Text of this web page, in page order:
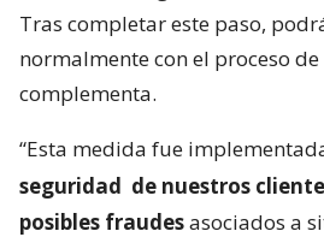
Tras completar este paso,
normalmente con el proceso de
complementa.
“Esta medida fue
seguridad de nuestros
posibles fraudesasociados a